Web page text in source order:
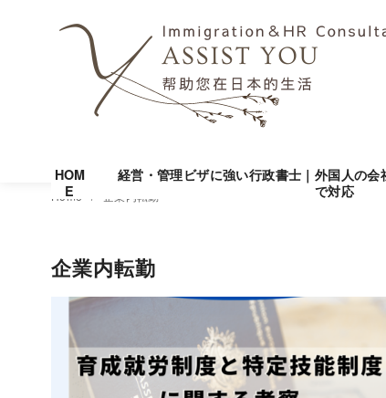
HOM
E
経営・管理ビザに強い行政書士｜外国人の会
で対応
Home 企業内転勤
企業内転勤